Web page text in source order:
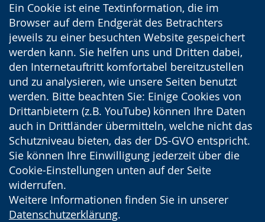
Ein Cookie ist eine Textinformation, die im
Browser auf dem Endgerät des Betrachters
jeweils zu einer besuchten Website gespeichert
werden kann. Sie helfen uns und Dritten dabei,
den Internetauftritt komfortabel bereitzustellen
und zu analysieren, wie unsere Seiten benutzt
werden. Bitte beachten Sie: Einige Cookies von
Drittanbietern (z.B. YouTube) können Ihre Daten
auch in Drittländer übermitteln, welche nicht das
Schutzniveau bieten, das der DS-GVO entspricht.
Sie können Ihre Einwilligung jederzeit über die
Cookie-Einstellungen unten auf der Seite
widerrufen.
Weitere Informationen finden Sie in unserer
Datenschutzerklärung.